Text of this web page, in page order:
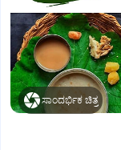
ಸಾಂದರ್ಭಿಕ ಚಿತ್ರ